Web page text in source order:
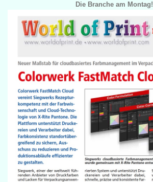
Die Branche am Montag!